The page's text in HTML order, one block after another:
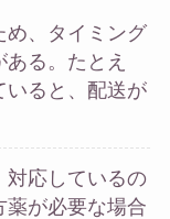
め、タイミング
る。たとえ
いると、配送が
対応しているの
薬が必要な場合